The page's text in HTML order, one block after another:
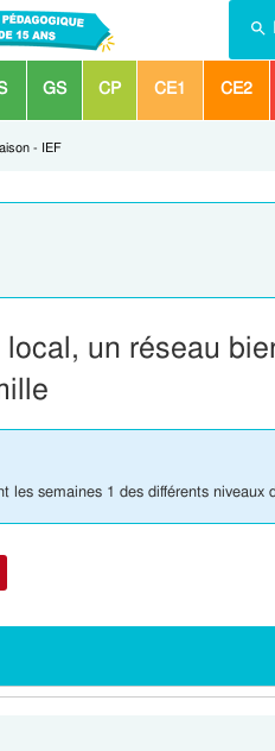
GS CP CE1 CE2
- IEF
local, un réseau
les semaines 1 des différents niveaux